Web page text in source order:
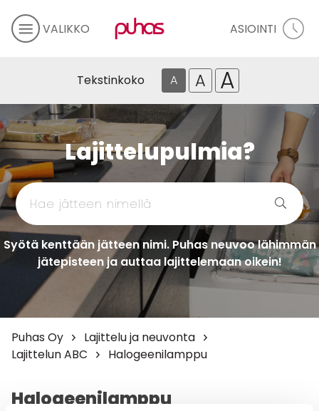
VALIKKO ASIOINTI
Tekstinkoko A A A
Lajittelupulmia?
Syötä kenttään jätteen nimi. Puhas neuvoo lähimmän
jätepisteen ja auttaa lajittelemaan oikein!
Puhas Oy
Lajittelu ja neuvonta
Lajittelun ABC
Halogeenilamppu
Halogeenilamppu